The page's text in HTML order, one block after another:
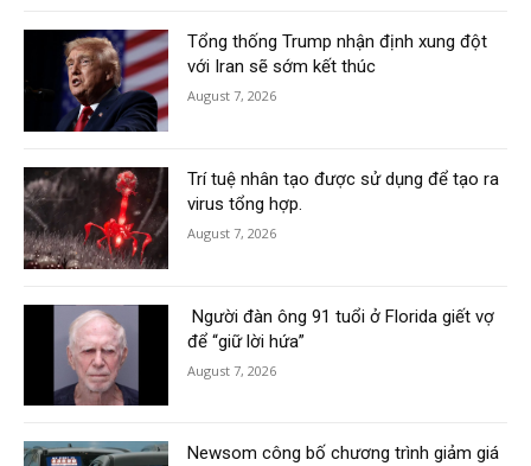
Tổng thống Trump nhận định xung đột
với Iran sẽ sớm kết thúc
August 7, 2026
Trí tuệ nhân tạo được sử dụng để tạo ra
virus tổng hợp.
August 7, 2026
Người đàn ông 91 tuổi ở Florida giết vợ
để “giữ lời hứa”
August 7, 2026
Newsom công bố chương trình giảm giá